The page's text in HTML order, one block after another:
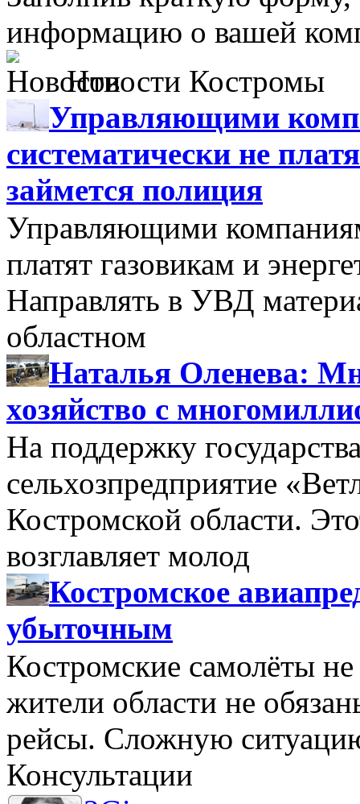
информацию о вашей
Новости Костромы
Управляющими
систематически не
займется полиция
Управляющими
платят газовикам и
Направлять в УВД
областном
Наталья Оленева:
хозяйство с
На поддержку
сельхозпредприятие
Костромской области.
возглавляет молод
Костромское
убыточным
Костромские самолёты
жители области не
рейсы. Сложную
Консультации